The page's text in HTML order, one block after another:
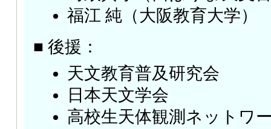
福江 純（大阪教育大学）
■ 後援：
天文教育普及研究会
日本天文学会
高校生天体観測ネットワ